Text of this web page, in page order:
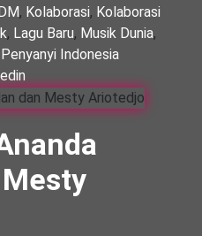
, Kolaborasi, Kolaborasi
, Lagu Baru, Musik Dunia,
Penyanyi Indonesia